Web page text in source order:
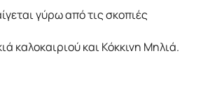
γύρω από τις σκοπιές
καλοκαιριού και Κόκκινη Μηλιά.